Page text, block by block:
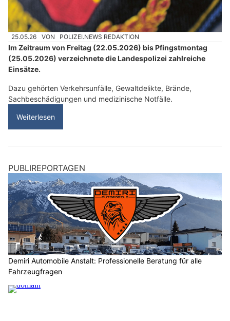
25.05.26 VON POLIZEI.NEWS REDAKTION
Im Zeitraum von Freitag (22.05.2026) bis Pfingstmontag
(25.05.2026) verzeichnete die Landespolizei zahlreiche
Einsätze.
Dazu gehörten Verkehrsunfälle, Gewaltdelikte, Brände,
Sachbeschädigungen und medizinische Notfälle.
Weiterlesen
PUBLIREPORTAGEN
Demiri Automobile Anstalt: Professionelle Beratung für alle
Fahrzeugfragen